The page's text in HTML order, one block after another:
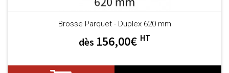
Brosse Parquet - Duplex 620 mm
dès 156,00€ HT